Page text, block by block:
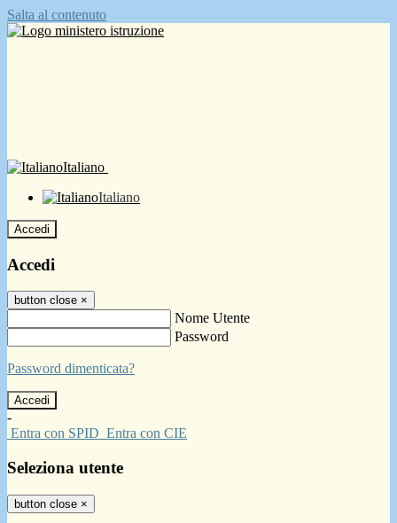
Salta al contenuto
Italiano
Italiano
Accedi
Accedi
button close ×
Nome Utente
Password
Password dimenticata?
-
Entra con SPID Entra con CIE
Seleziona utente
button close ×